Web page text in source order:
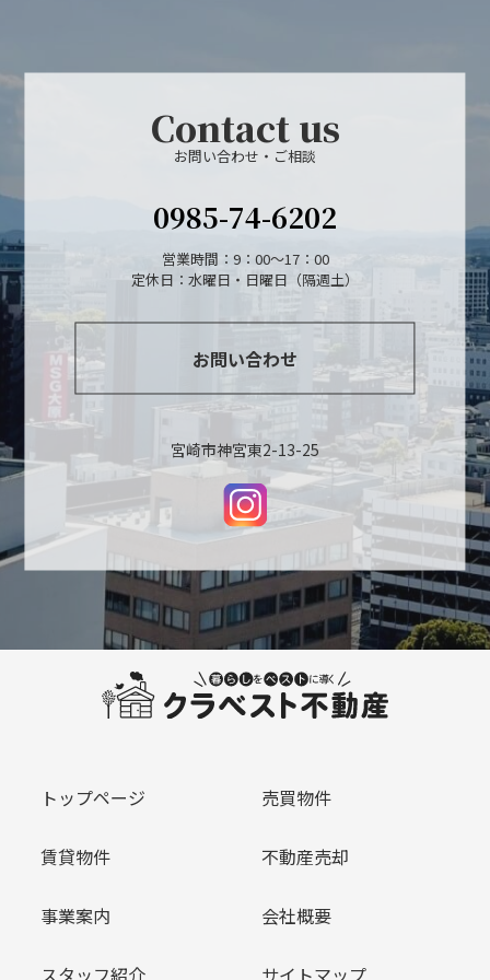
Contact us
お問い合わせ・ご相談
0985-74-6202
営業時間：9：00～17：00
定休日：水曜日・日曜日（隔週土）
お問い合わせ
宮崎市神宮東2-13-25
トップページ 売買物件
賃貸物件 不動産売却
事業案内 会社概要
スタッフ紹介 サイトマップ